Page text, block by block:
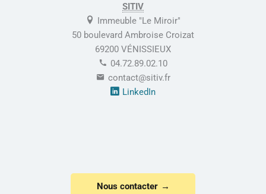
SITIV
Immeuble "Le Miroir"
50 boulevard Ambroise Croizat
69200 VÉNISSIEUX
04.72.89.02.10
contact@sitiv.fr
LinkedIn
Nous contacter